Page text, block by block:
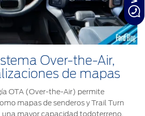
Over-the-Air,
de mapas
OTA (Over-the-Air) permite
mapas de senderos y Trail Turn
una mayor capacidad todoterreno.